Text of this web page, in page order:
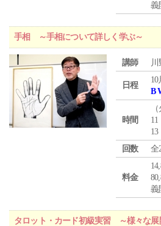
義
手相 ～手相について詳しく学ぶ～
講師
日程
10
B
時間
（
11
13
回数
全
料金
義
タロット・カード初級実習 ～様々な展